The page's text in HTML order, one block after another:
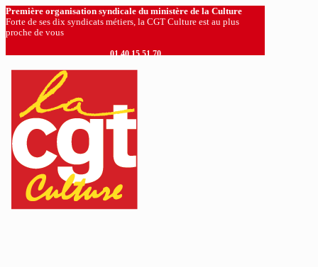
Première organisation syndicale du ministère de la Culture
Forte de ses dix syndicats métiers, la CGT Culture est au plus
proche de vous
01 40 15 51 70